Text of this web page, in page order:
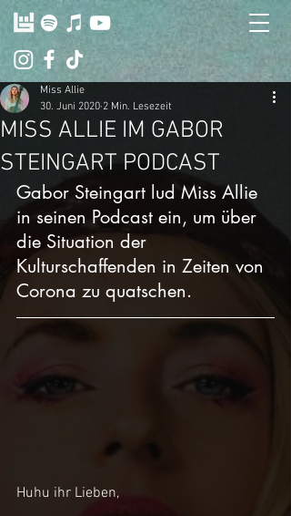
MISS ALLIE IM GABOR
STEINGART PODCAST
Miss Allie
30. Juni 2020 2 Min. Lesezeit
Gabor Steingart lud Miss Allie
in seinen Podcast ein, um über
die Situation der
Kulturschaffenden in Zeiten von
Corona zu quatschen.
Huhu ihr Lieben,